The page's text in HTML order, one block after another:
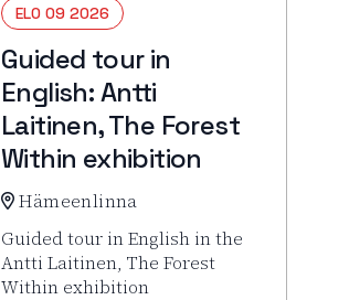
ELO 09 2026
Guided tour in
English: Antti
Laitinen, The Forest
Within exhibition
Hämeenlinna
Guided tour in English in the
Antti Laitinen, The Forest
Within exhibition